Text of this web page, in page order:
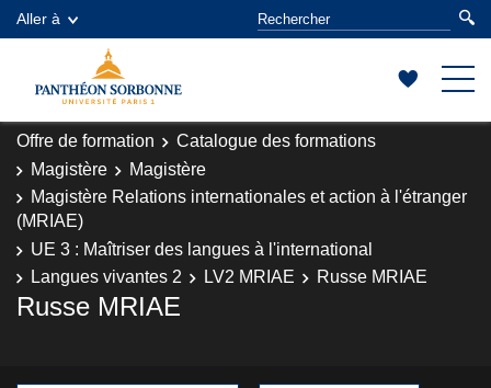
Aller à
Offre de formation
Catalogue des formations
Magistère
Magistère
Magistère Relations internationales et action à l'étranger
(MRIAE)
UE 3 : Maîtriser des langues à l'international
Langues vivantes 2
LV2 MRIAE Russe MRIAE
Russe MRIAE